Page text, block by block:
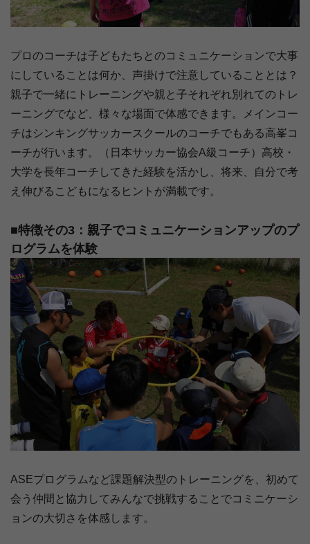
プロのコーチは子どもたちとのコミュニケーションで大事
にしていることは何か、声掛けで注意していることとは？
親子で一緒にトレーニングや親と子それぞれ別れてのトレ
ーニングでなど、様々な場面で体感できます。メインコー
チはシンキングサッカースクールのコーチでもある高峯コ
ーチが行います。（日本サッカー協会A級コーチ）高校・
大学を長年コーチしてきた経験を活かし、将来、自分で考
え伸びるこどもになるヒントが満載です。
■特徴その3：親子でコミュニケーションアップのプ
ログラムを体験
ASEプログラムなど課題解決型のトレーニングを、初めて
会う仲間と協力してみんなで挑戦することでコミニケーシ
ョンの大切さを体感します。